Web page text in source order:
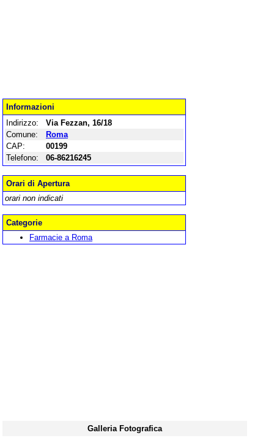
Informazioni
Indirizzo:
Via Fezzan, 16/18
Comune:
Roma
CAP:
00199
Telefono:
06-86216245
Orari di Apertura
orari non indicati
Categorie
Farmacie a Roma
Galleria Fotografica